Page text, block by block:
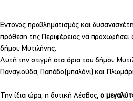
Έντονος προβληματισμός και
πρόθεση της Περιφέρειας να προχωρήσει
δήμου Μυτιλήνης.
Αυτή την στιγμή στα όρια του δήμου
Παναγιούδα, Παπάδο(μπαλόνι) και
Την ίδια ώρα, η δυτική Λέσβος, ο